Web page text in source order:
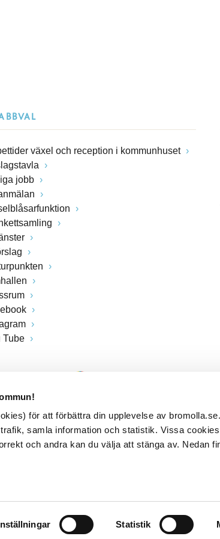
för att förbättra din upplevelse av
samla information och statistik. Vissa
och andra kan du välja att stänga av. Nedan
Statistik
växel och reception i kommunhuset
jobb
Tube